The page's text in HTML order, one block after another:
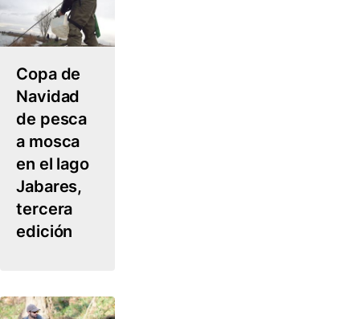
la
pesca
mosca
principalmente
sin
muerte.
Copa de
Navidad
de pesca
a mosca
en el lago
Jabares,
tercera
edición